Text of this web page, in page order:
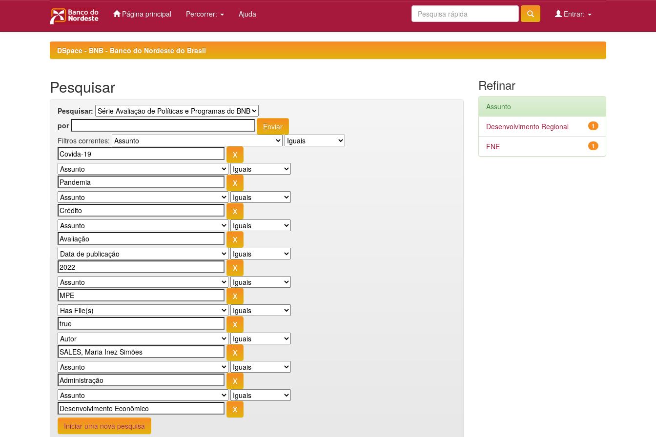
Página principal Percorrer: Ajuda Entrar:
DSpace - BNB - Banco do Nordeste do Brasil
Pesquisar
Pesquisar:
por
Filtros correntes:
Iniciar uma nova pesquisa
Refinar
Assunto
1
Desenvolvimento Regional
1
FNE